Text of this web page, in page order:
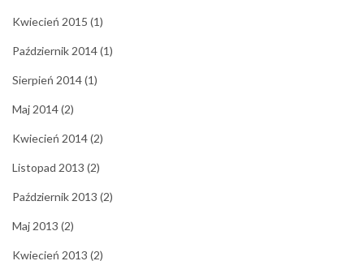
Kwiecień 2015 (1)
Październik 2014(1)
Sierpień 2014(1)
Maj 2014(2)
Kwiecień 2014(2)
Listopad 2013 (2)
Październik 2013 (2)
Maj 2013 (2)
Kwiecień 2013 (2)